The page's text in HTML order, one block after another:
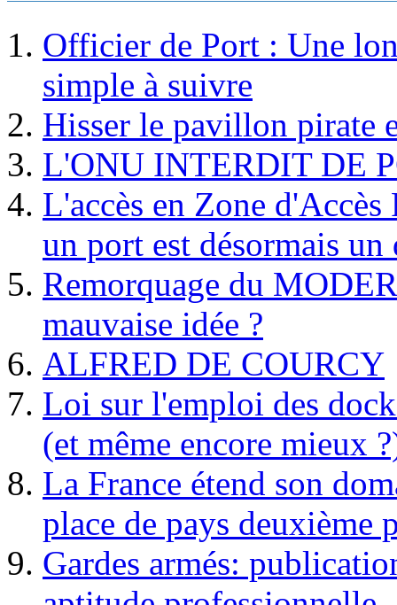
Officier de Port : Une
simple à suivre
Hisser le pavillon pirate
L'ONU INTERDIT DE
L'accès en Zone
un port est désormais un
Remorquage du
mauvaise idée ?
ALFRED DE COURCY
Loi sur l'emploi des
(et même encore mieux
La France étend son
place de pays deuxième
Gardes armés: